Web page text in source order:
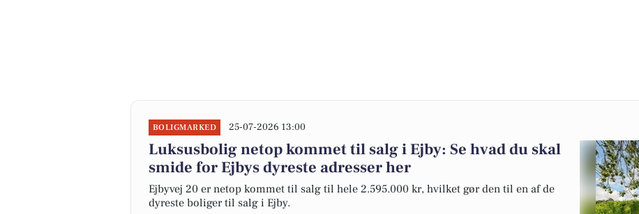
BOLIGMARKED 25-07-2026 13:00
Luksusbolig netop kommet til salg i Ejby: Se hvad du skal
smide for Ejbys dyreste adresser her
Ejbyvej 20 er netop kommet til salg til hele 2.595.000 kr, hvilket gør den til en af de
dyreste boliger til salg i Ejby.